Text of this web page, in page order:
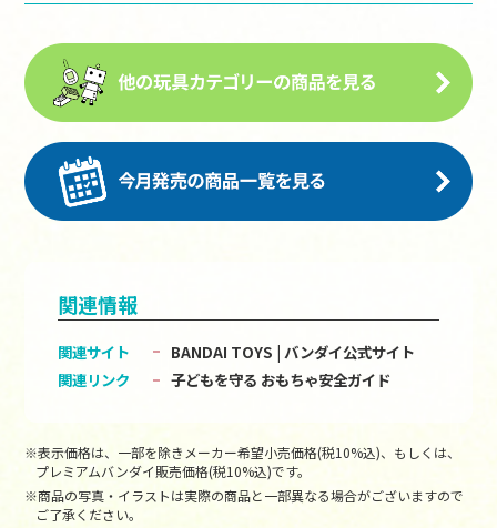
関連情報
関連サイト
BANDAI TOYS | バンダイ公式サイト
関連リンク
子どもを守る おもちゃ安全ガイド
※表示価格は、一部を除きメーカー希望小売価格(税10%込)、もしくは、
プレミアムバンダイ販売価格(税10%込)です。
※商品の写真・イラストは実際の商品と一部異なる場合がございますので
ご了承ください。